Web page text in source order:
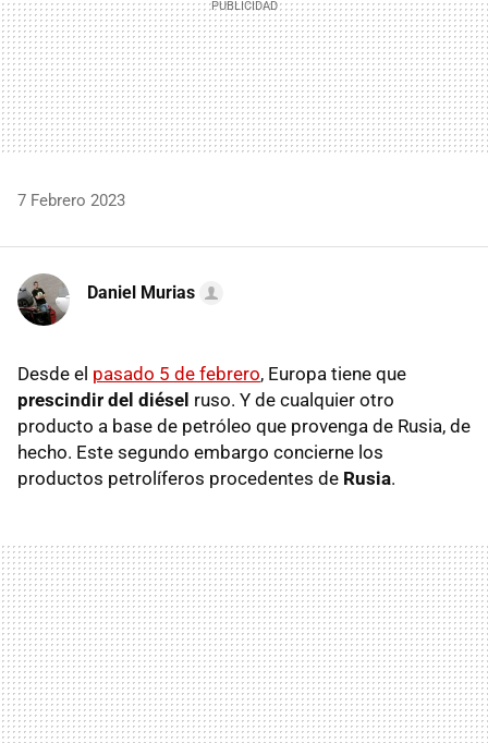
7 Febrero 2023
Daniel Murias
Desde el pasado 5 de febrero, Europa tiene que
prescindir del diésel ruso. Y de cualquier otro
producto a base de petróleo que provenga de Rusia, de
hecho. Este segundo embargo concierne los
productos petrolíferos procedentes de Rusia.